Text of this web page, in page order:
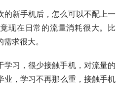
的新手机后，怎么可以不配上一
现在日常的流量消耗很大。比
求很大。
学习，很少接触手机，对流量的
业，学习不再那么重，接触手机